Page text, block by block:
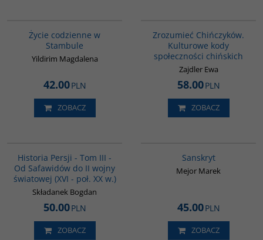
Życie codzienne w
Stambule
Yildirim Magdalena
42.00PLN
ZOBACZ
Zrozumieć Chińczyków.
Kulturowe kody
społeczności chińskich
Zajdler Ewa
58.00PLN
ZOBACZ
Historia Persji - Tom III -
Od Safawidów do II wojny
światowej (XVI - poł. XX w.)
Składanek Bogdan
50.00PLN
ZOBACZ
Sanskryt
Mejor Marek
45.00PLN
ZOBACZ